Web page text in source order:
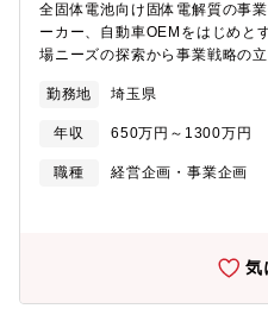
きく広がると思います。難易度
題にはチームであたりますので
います。連結業績管理に関して
較的規模の大きい生産拠点に対
です。事業再編やM&Aも度々対
業務もしくは営業会計業務でチ
昇格。部署外へのローテーショ
全固体電池向け固体電解質の事
ーカー、自動車OEMをはじめと
場ニーズの探索から事業戦略の
しながら、営業、開発、製造、
し、事業成長に向けた新たな事
ていただきます。※ご経験やご
業戦略業務のどちらかを中心に
は】■市場開拓業務・市場ニー
リケーションの探索や市場環境
報収集業界レポート、展示会、
や中長期市場予測および成長領
勤務地 埼玉県
年収 650万円～1300万円
職種
経営企画・事業企画
気